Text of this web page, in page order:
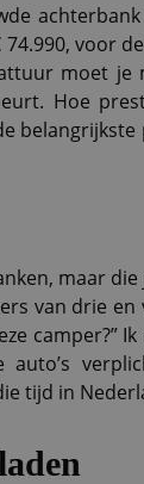
voor
moet
Hoe
maar die
van drie en
camper?”
tijd in